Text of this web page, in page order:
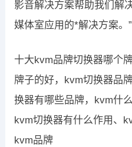
影音解决方案帮助我们解
媒体室应用的*解决方案。
十大kvm品牌切换器哪个
牌子的好，kvm切换器品
换器有哪些品牌，kvm什
kvm切换器有什么作用、
kvm品牌